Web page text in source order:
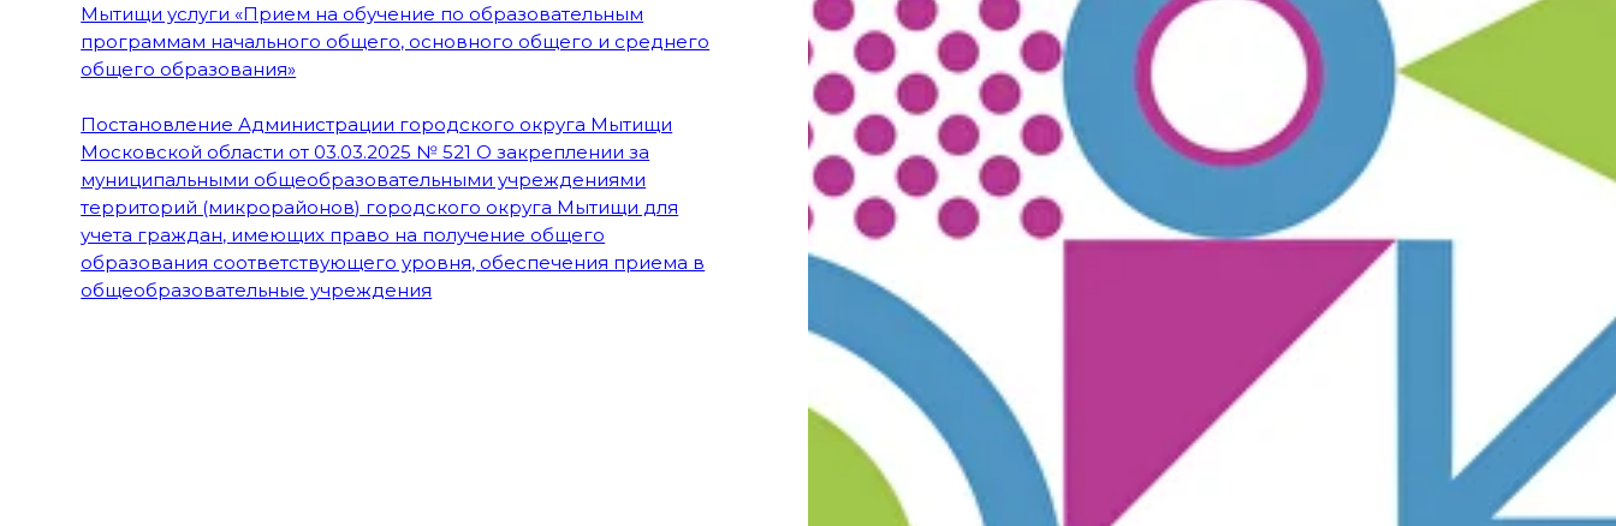
Мытищи услуги «Прием на обучение по образовательным
программам начального общего, основного общего и среднего
общего образования»
Постановление Администрации городского округа Мытищи
Московской области от 03.03.2025 № 521 О закреплении за
муниципальными общеобразовательными учреждениями
территорий (микрорайонов) городского округа Мытищи для
учета граждан, имеющих право на получение общего
образования соответствующего уровня, обеспечения приема в
общеобразовательные учреждения